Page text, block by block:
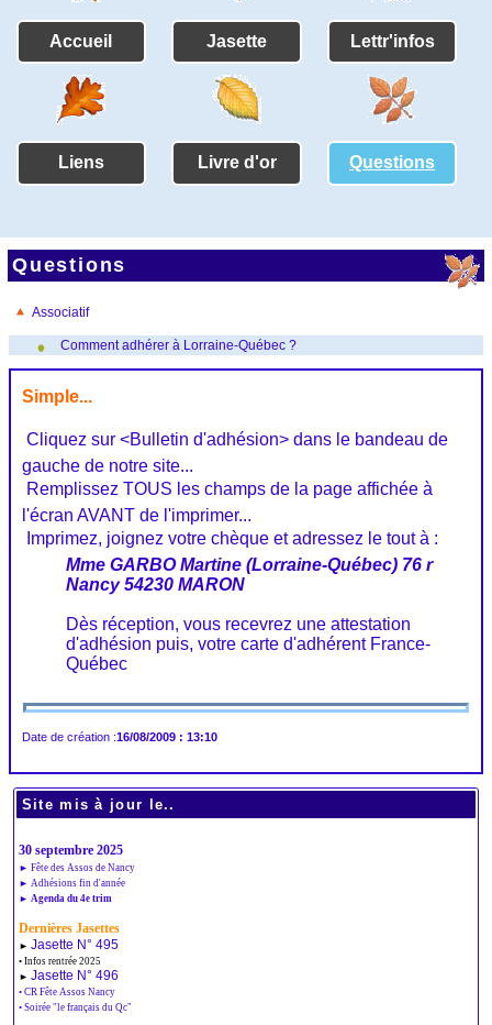
Accueil Jasette Lettr'infos
Liens Livre d'or Questions
Questions
Associatif
Comment adhérer à Lorraine-Québec ?
Simple...
 Cliquez sur <Bulletin d'adhésion> dans le bandeau de
gauche de notre site...
 Remplissez TOUS les champs de la page affichée à
l'écran AVANT de l'imprimer...
 Imprimez, joignez votre chèque et adressez le tout à :
Mme GARBO Martine (Lorraine-Québec) 76 r
Nancy 54230 MARON
Dès réception, vous recevrez une attestation
d'adhésion puis, votre carte d'adhérent France-
Québec
Date de création :16/08/2009 : 13:10
Site mis à jour le..
30 septembre 2025
► Fête des Assos de Nancy
► Adhésions fin d'année
► Agenda du 4e trim
Dernières Jasettes
► Jasette N° 495
• Infos rentrée 2025
► Jasette N° 496
• CR Fête Assos Nancy
• Soirée "le français du Qc"